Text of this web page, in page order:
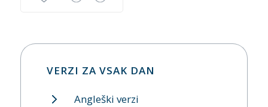
VERZI ZA VSAK DAN
Angleški verzi